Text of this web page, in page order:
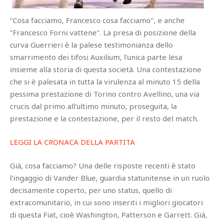
"Cosa facciamo, Francesco cosa facciamo", e anche
"Francesco Forni vattene". La presa di posizione della
curva Guerrieri è la palese testimonianza dello
smarrimento dei tifosi Auxilium, l'unica parte lesa
insieme alla storia di questa società. Una contestazione
che si è palesata in tutta la virulenza al minuto 15 della
pessima prestazione di Torino contro Avellino, una via
crucis dal primo all'ultimo minuto, proseguita, la
prestazione e la contestazione, per il resto del match.
LEGGI LA CRONACA DELLA PARTITA
Già, cosa facciamo? Una delle risposte recenti è stato
l'ingaggio di Vander Blue, guardia statunitense in un ruolo
decisamente coperto, per uno status, quello di
extracomunitario, in cui sono inseriti i migliori giocatori
di questa Fiat, cioè Washington, Patterson e Garrett. Già,